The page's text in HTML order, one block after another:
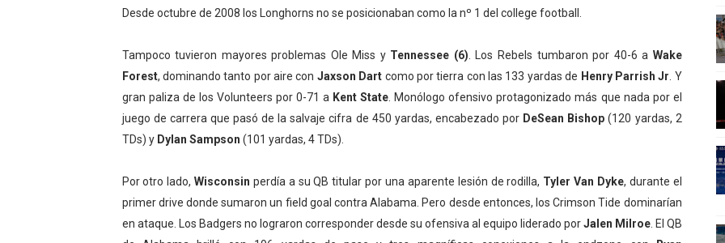
Desde octubre de 2008 los Longhorns no se posicionaban como la nº 1 del college football.
Tampoco tuvieron mayores problemas Ole Miss y Tennessee (6) . Los Rebels tumbaron por 40-6 a Wake
Forest, dominando tanto por aire con Jaxson Dart como por tierra con las 133 yardas de Henry Parrish Jr . Y
gran paliza de los Volunteers por 0-71 a Kent State . Monólogo ofensivo protagonizado más que nada por el
juego de carrera que pasó de la salvaje cifra de 450 yardas, encabezado por DeSean Bishop(120 yardas, 2
TDs) y Dylan Sampson (101 yardas, 4 TDs).
Por otro lado,Wisconsin perdía a su QB titular por una aparente lesión de rodilla, Tyler Van Dyke, durante el
primer drive donde sumaron un field goal contra Alabama. Pero desde entonces, los Crimson Tide dominarían
en ataque. Los Badgers no lograron corresponder desde su ofensiva al equipo liderado porJalen Milroe. El QB